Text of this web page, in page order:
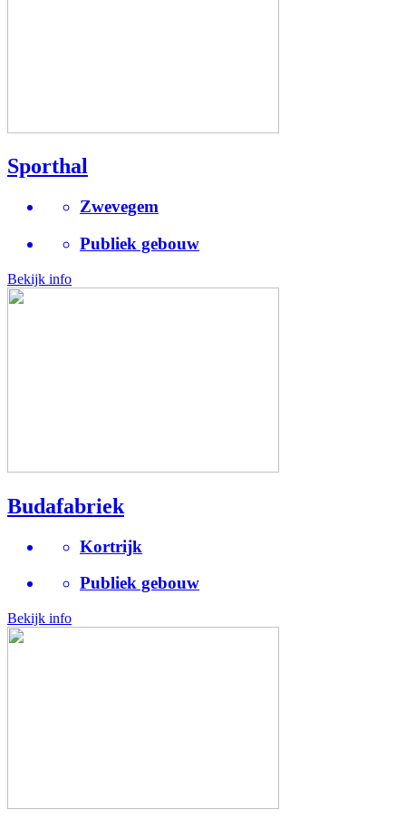
Sporthal
Zwevegem
Publiek gebouw
Bekijk info
Budafabriek
Kortrijk
Publiek gebouw
Bekijk info